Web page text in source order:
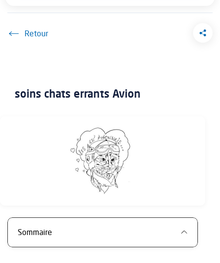
Accueil
soins chats errants Avion
Sommaire